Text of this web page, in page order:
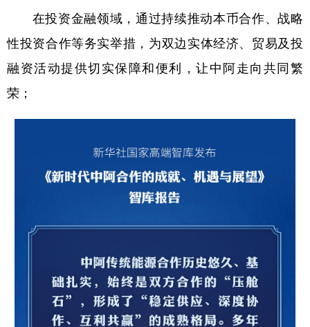
在投资金融领域，通过持续推动本币合作、战略
性投资合作等务实举措，为双边实体经济、贸易及投
融资活动提供切实保障和便利，让中阿走向共同繁
荣；